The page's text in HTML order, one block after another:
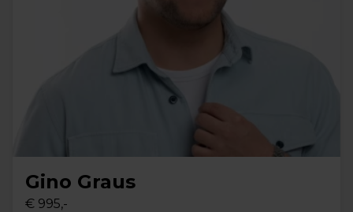
Gino Graus
€ 995,-